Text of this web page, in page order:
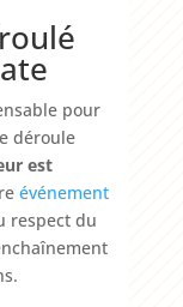
pour
déroule
est
événement
respect du